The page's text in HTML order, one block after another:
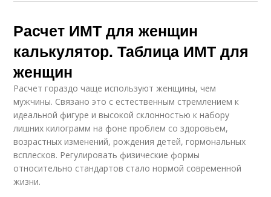
Расчет ИМТ для женщин
калькулятор. Таблица ИМТ для
женщин
Расчет гораздо чаще используют женщины, чем
мужчины. Связано это с естественным стремлением к
идеальной фигуре и высокой склонностью к набору
лишних килограмм на фоне проблем со здоровьем,
возрастных изменений, рождения детей, гормональных
всплесков. Регулировать физические формы
относительно стандартов стало нормой современной
жизни.